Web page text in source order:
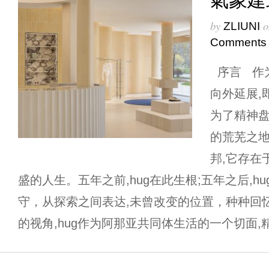
by ZLIUNI
Comments
序言 作
向外延展,
为了精神
的荒芜之
邦,它存在
盛的人生。五年之前,hug在此生根;五年之后
守，从探索之间表达,未曾改变的位置，种种回
的视角,hug作为阿那亚共同体生活的一个切面